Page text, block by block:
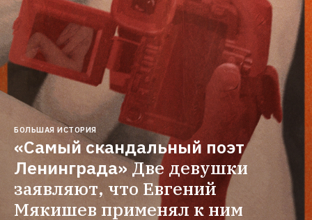
БОЛЬШАЯ ИСТОРИЯ
«Самый скандальный поэт
Ленинграда»Две девушки
заявляют, что Евгений
Мякишев применял к ним